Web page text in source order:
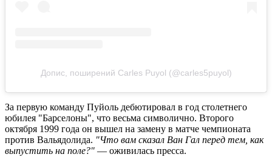
Допис, поширений Carles Puyol (@carles5puyol)
За первую команду Пуйоль дебютировал в год столетнего
юбилея "Барселоны", что весьма символично. Второго
октября 1999 года он вышел на замену в матче чемпионата
против Вальядолида. "Что вам сказал Ван Гал перед тем, как
выпустить на поле?" — оживилась пресса.